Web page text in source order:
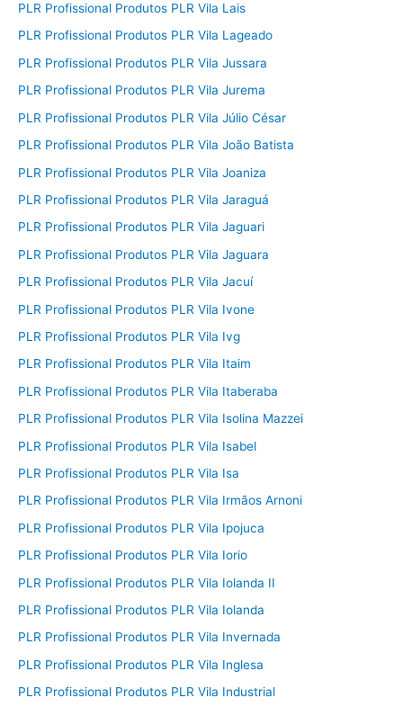
PLR Profissional Produtos PLR Vila Lais
PLR Profissional Produtos PLR Vila Lageado
PLR Profissional Produtos PLR Vila Jussara
PLR Profissional Produtos PLR Vila Jurema
PLR Profissional Produtos PLR Vila Júlio César
PLR Profissional Produtos PLR Vila João Batista
PLR Profissional Produtos PLR Vila Joaniza
PLR Profissional Produtos PLR Vila Jaraguá
PLR Profissional Produtos PLR Vila Jaguari
PLR Profissional Produtos PLR Vila Jaguara
PLR Profissional Produtos PLR Vila Jacuí
PLR Profissional Produtos PLR Vila Ivone
PLR Profissional Produtos PLR Vila Ivg
PLR Profissional Produtos PLR Vila Itaim
PLR Profissional Produtos PLR Vila Itaberaba
PLR Profissional Produtos PLR Vila Isolina Mazzei
PLR Profissional Produtos PLR Vila Isabel
PLR Profissional Produtos PLR Vila Isa
PLR Profissional Produtos PLR Vila Irmãos Arnoni
PLR Profissional Produtos PLR Vila Ipojuca
PLR Profissional Produtos PLR Vila Iorio
PLR Profissional Produtos PLR Vila Iolanda II
PLR Profissional Produtos PLR Vila Iolanda
PLR Profissional Produtos PLR Vila Invernada
PLR Profissional Produtos PLR Vila Inglesa
PLR Profissional Produtos PLR Vila Industrial